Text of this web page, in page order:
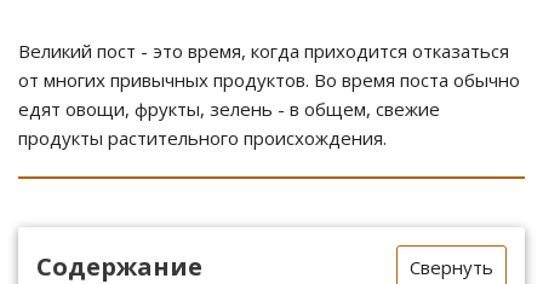
Великий пост - это время, когда приходится отказаться
от многих привычных продуктов. Во время поста обычно
едят овощи, фрукты, зелень - в общем, свежие
продукты растительного происхождения.
Содержание Свернуть